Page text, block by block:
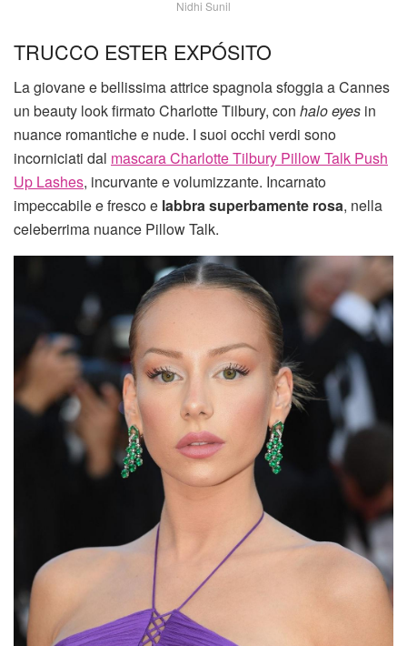
Nidhi Sunil
TRUCCO ESTER EXPÓSITO
La giovane e bellissima attrice spagnola sfoggia a Cannes
un beauty look firmato Charlotte Tilbury, con halo eyes in
nuance romantiche e nude. I suoi occhi verdi sono
incorniciati dal mascara Charlotte Tilbury Pillow Talk Push
Up Lashes, incurvante e volumizzante. Incarnato
impeccabile e fresco e labbra superbamente rosa, nella
celeberrima nuance Pillow Talk.